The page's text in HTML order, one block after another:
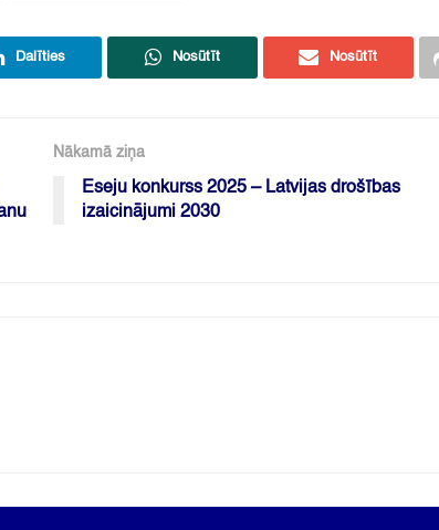
Dalīties Nosūtīt Nosūtīt
Nākamā ziņa
Eseju konkurss 2025 – Latvijas drošības
izaicinājumi 2030